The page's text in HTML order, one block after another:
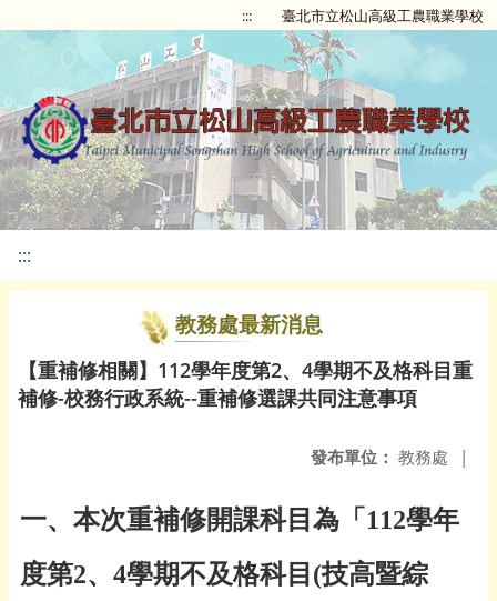
::: 臺北市立松山高級工農職業學校
:::
教務處最新消息
【重補修相關】112學年度第2、4學期不及格科目重
補修-校務行政系統--重補修選課共同注意事項
發布單位： 教務處 |
一、本次重補修開課科目為「 112學年
度第2、 4學期不及格科目 (技高暨綜